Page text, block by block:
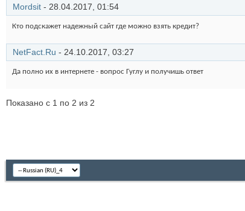
Mordsit - 28.04.2017, 01:54
Кто подскажет надежный сайт где можно взять кредит?
NetFact.Ru - 24.10.2017, 03:27
Да полно их в интернете - вопрос Гуглу и получишь ответ
Показано с 1 по 2 из 2